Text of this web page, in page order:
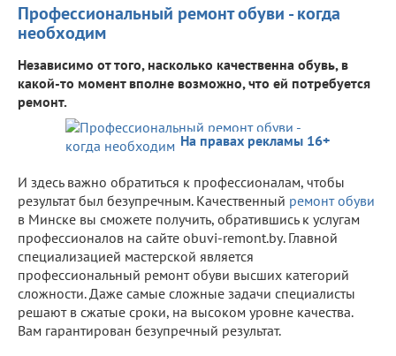
Профессиональный ремонт обуви - когда
необходим
Независимо от того, насколько качественна обувь, в
какой-то момент вполне возможно, что ей потребуется
ремонт.
На правах рекламы 16+
И здесь важно обратиться к профессионалам, чтобы
результат был безупречным. Качественный ремонт обуви
в Минске вы сможете получить, обратившись к услугам
профессионалов на сайте obuvi-remont.by. Главной
специализацией мастерской является
профессиональный ремонт обуви высших категорий
сложности. Даже самые сложные задачи специалисты
решают в сжатые сроки, на высоком уровне качества.
Вам гарантирован безупречный результат.